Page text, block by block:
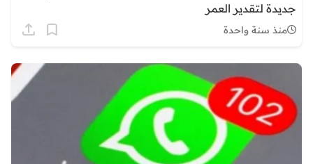
جديدة لتقدير العمر
منذ سنة واحدة